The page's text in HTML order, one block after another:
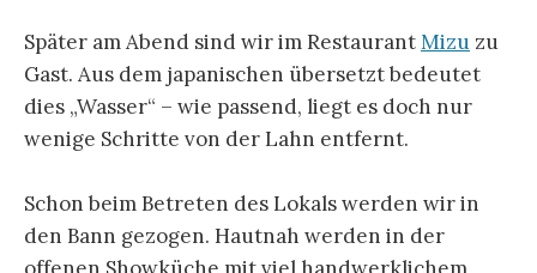
Später am Abend sind wir im RestaurantMizu zu
Gast. Aus dem japanischen übersetzt bedeutet
dies „Wasser“ – wie passend, liegt es doch nur
wenige Schritte von der Lahn entfernt.
Schon beim Betreten des Lokals werden wir in
den Bann gezogen. Hautnah werden in der